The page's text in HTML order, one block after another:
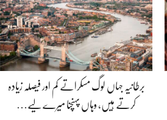
برطانیہ جہاں لوگ مسکراتے کم اور فیصلہ زیادہ
کرتے ہیں، وہاں پہنچنا میرے لیے…